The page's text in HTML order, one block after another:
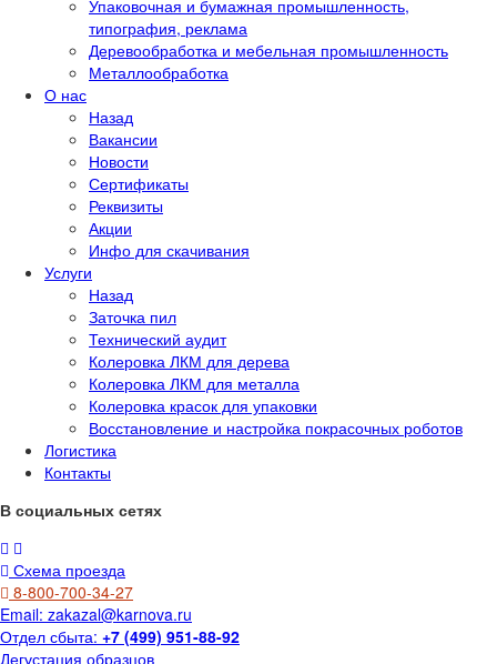
Упаковочная и бумажная промышленность,
типография, реклама
Деревообработка и мебельная промышленность
Металлообработка
О нас
Назад
Вакансии
Новости
Сертификаты
Реквизиты
Акции
Инфо для скачивания
Услуги
Назад
Заточка пил
Технический аудит
Колеровка ЛКМ для дерева
Колеровка ЛКМ для металла
Колеровка красок для упаковки
Восстановление и настройка покрасочных роботов
Логистика
Контакты
В социальных сетях
Схема проезда
8-800-700-34-27
Email: zakazal@karnova.ru
Отдел сбыта: +7 (499) 951-88-92
Дегустация образцов